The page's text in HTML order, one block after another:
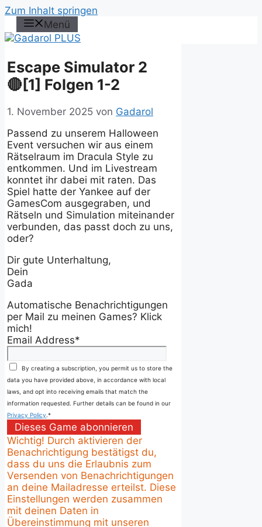
Zum Inhalt springen
Menü
Escape Simulator 2
🔴[1] Folgen 1-2
1. November 2025 von Gadarol
Passend zu unserem Halloween
Event versuchen wir aus einem
Rätselraum im Dracula Style zu
entkommen. Und im Livestream
konntet ihr dabei mit raten. Das
Spiel hatte der Yankee auf der
GamesCom ausgegraben, und
Rätseln und Simulation miteinander
verbunden, das passt doch zu uns,
oder?
Dir gute Unterhaltung,
Dein
Gada
Automatische Benachrichtigungen
per Mail zu meinen Games? Klick
mich!
Email Address*
By creating a subscription, you permit us to store the
data you have provided above, in accordance with local
laws, and opt into receiving emails that match the
information requested. Further details can be found in our
Privacy Policy.*
Dieses Game abonnieren
Wichtig! Durch aktivieren der
Benachrichtigung bestätigst du,
dass du uns die Erlaubnis zum
Versenden von Benachrichtigungen
an deine Mailadresse erteilst. Diese
Einstellungen werden zusammen
mit deinen Daten in
Übereinstimmung mit unseren